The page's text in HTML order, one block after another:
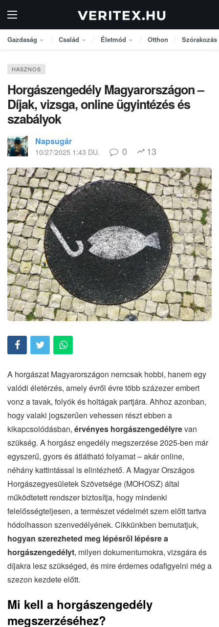
Gazdaság Család Életmód Otthon Szórakozás
HASZNOS
Horgászengedély Magyarországon –
Díjak, vizsga, online ügyintézés és
szabályok
Napsugár
10/27/2025 1:43 DU. 0 13
A horgászat Magyarországon nemcsak hobbi, hanem egy
valódi életérzés, amely évről évre több százezer embert
vonz a tavak, folyók és holtágak partjára. Ahhoz azonban,
hogy valaki jogszerűen vehessen részt ebben a
kikapcsolódásban, érvényes horgászengedélyrevan
szükség. A horgász engedély megszerzése 2025-ben már
egyszerű, gyors és átlátható folyamat – akár online,
néhány kattintással is elintézhető. A Magyar Országos
Horgászegyesületek Szövetsége (MOHOSZ) által
működtetett rendszer biztosítja, hogy mindenki
felelősségteljesen, a természet védelmét szem előtt tartva
hódolhasson szenvedélyének. Cikkünkben bemutatjuk,
hogyan szerezheted meg lépésről lépésre a
horgászengedélyt, milyen dokumentumokra, vizsgára és
díjakra lesz szükséged, és mire érdemes odafigyelni még a
szezon kezdete előtt.
Mi kell a horgászengedély
megszerzéséhez?